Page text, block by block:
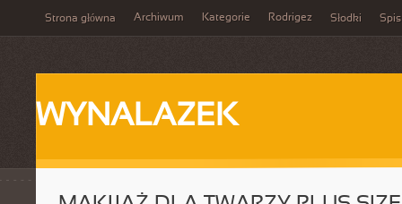
Strona główna Archiwum Kategorie Rodrigez Słodki Spis
WYNALAZEK